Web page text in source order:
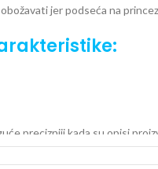
jer podseća na
precizniji kada su opisi
ponude, ali se ne